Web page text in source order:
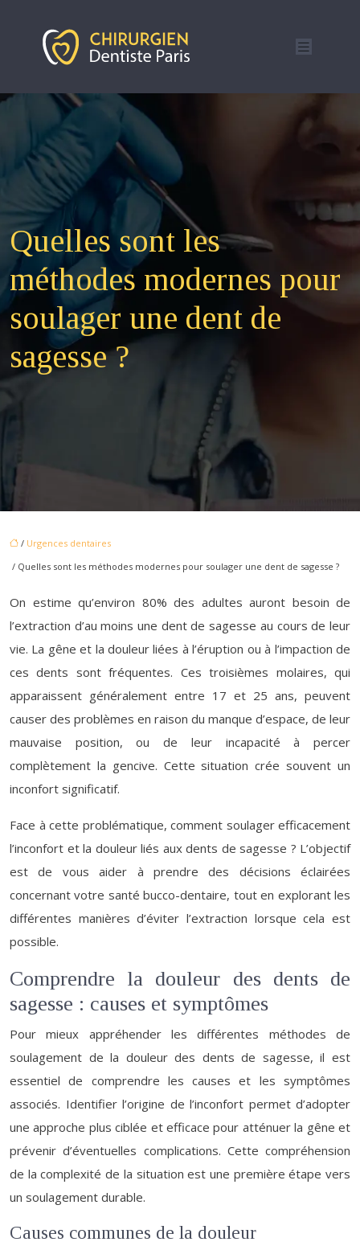
Quelles sont les
méthodes modernes pour
soulager une dent de
sagesse ?
/ Urgences dentaires
/ Quelles sont les méthodes modernes pour soulager une dent de sagesse ?
On estime qu’environ 80% des adultes auront besoin de
l’extraction d’au moins une dent de sagesse au cours de leur
vie. La gêne et la douleur liées à l’éruption ou à l’impaction de
ces dents sont fréquentes. Ces troisièmes molaires, qui
apparaissent généralement entre 17 et 25 ans, peuvent
causer des problèmes en raison du manque d’espace, de leur
mauvaise position, ou de leur incapacité à percer
complètement la gencive. Cette situation crée souvent un
inconfort significatif.
Face à cette problématique, comment soulager efficacement
l’inconfort et la douleur liés aux dents de sagesse ? L’objectif
est de vous aider à prendre des décisions éclairées
concernant votre santé bucco-dentaire, tout en explorant les
différentes manières d’éviter l’extraction lorsque cela est
possible.
Comprendre la douleur des dents de
sagesse : causes et symptômes
Pour mieux appréhender les différentes méthodes de
soulagement de la douleur des dents de sagesse, il est
essentiel de comprendre les causes et les symptômes
associés. Identifier l’origine de l’inconfort permet d’adopter
une approche plus ciblée et efficace pour atténuer la gêne et
prévenir d’éventuelles complications. Cette compréhension
de la complexité de la situation est une première étape vers
un soulagement durable.
Causes communes de la douleur